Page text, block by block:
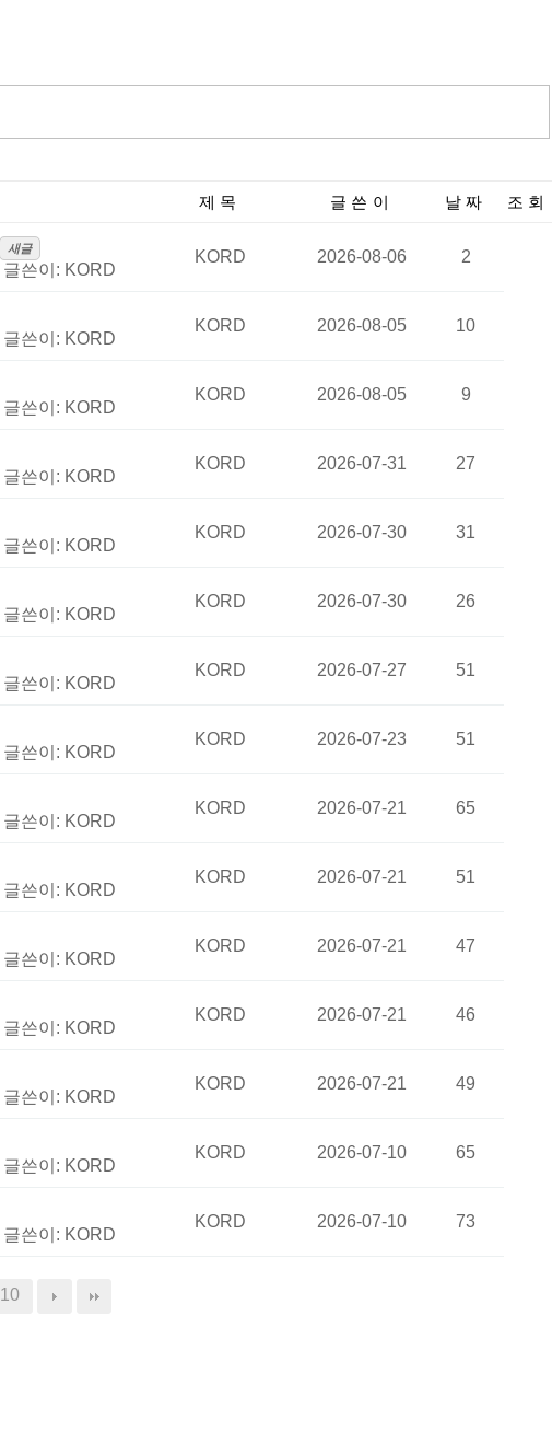
제목 글쓴이 날짜 조회
새글
글쓴이: KORD
KORD 2026-08-06 2
글쓴이: KORD
KORD 2026-08-05 10
글쓴이: KORD
KORD 2026-08-05 9
글쓴이: KORD
KORD 2026-07-31 27
글쓴이: KORD
KORD 2026-07-30 31
글쓴이: KORD
KORD 2026-07-30 26
글쓴이: KORD
KORD 2026-07-27 51
글쓴이: KORD
KORD 2026-07-23 51
글쓴이: KORD
KORD 2026-07-21 65
글쓴이: KORD
KORD 2026-07-21 51
글쓴이: KORD
KORD 2026-07-21 47
글쓴이: KORD
KORD 2026-07-21 46
글쓴이: KORD
KORD 2026-07-21 49
글쓴이: KORD
KORD 2026-07-10 65
글쓴이: KORD
KORD 2026-07-10 73
10